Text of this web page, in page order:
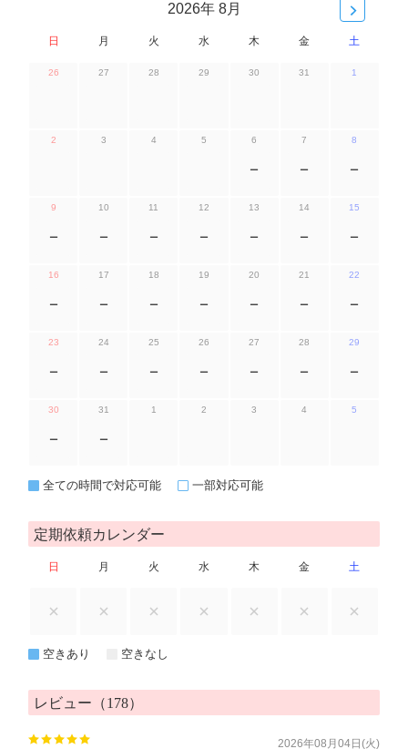
2026年 8月
日 月 火 水 木 金 土
26 27 28 29 30 31 1
2 3 4 5 6
ー
7
ー
8
ー
9
ー
10
ー
11
ー
12
ー
13
ー
14
ー
15
ー
16
ー
17
ー
18
ー
19
ー
20
ー
21
ー
22
ー
23
ー
24
ー
25
ー
26
ー
27
ー
28
ー
29
ー
30
ー
31
ー
1 2 3 4 5
全ての時間で対応可能 一部対応可能
定期依頼カレンダー
日 月 火 水 木 金 土
空きあり 空きなし
レビュー（178）
2026年08月04日(火)